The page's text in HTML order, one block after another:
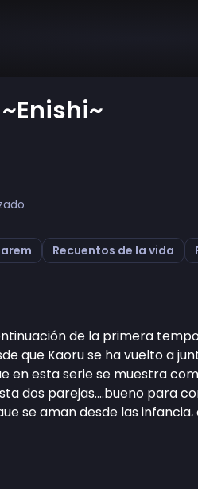
Recuentos de la vida
de la primera
que Kaoru se ha vuelto a
en esta serie se muestra
dos parejas....bueno para
se aman desde las